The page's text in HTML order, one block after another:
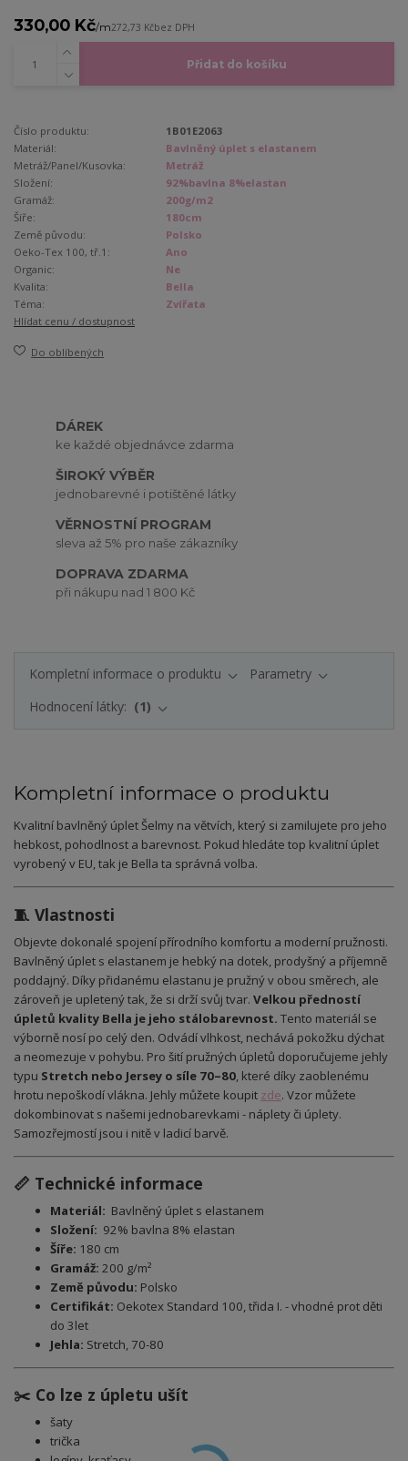
330,00 Kč/m272,73 Kčbez DPH
Přidat do košíku
Číslo produktu:
1B01E2063
Materiál:
Bavlněný úplet s elastanem
Metráž/Panel/Kusovka:
Metráž
Složení:
92%bavlna 8%elastan
Gramáž:
200g/m2
Šíře:
180cm
Země původu:
Polsko
Oeko-Tex 100, tř.1:
Ano
Organic:
Ne
Kvalita:
Bella
Téma:
Zvířata
Hlídat cenu / dostupnost
Do oblíbených
DÁREK
ke každé objednávce zdarma
ŠIROKÝ VÝBĚR
jednobarevné i potištěné látky
VĚRNOSTNÍ PROGRAM
sleva až 5% pro naše zákazníky
DOPRAVA ZDARMA
při nákupu nad 1 800 Kč
Kompletní informace o produktu
Parametry
Hodnocení látky:
1
Kompletní informace o produktu
Kvalitní bavlněný úplet Šelmy na větvích, který si zamilujete pro jeho
hebkost, pohodlnost a barevnost. Pokud hledáte top kvalitní úplet
vyrobený v EU, tak je Bella ta správná volba.
🧵 Vlastnosti
Objevte dokonalé spojení přírodního komfortu a moderní pružnosti.
Bavlněný úplet s elastanem je hebký na dotek, prodyšný a příjemně
poddajný. Díky přidanému elastanu je pružný v obou směrech, ale
zároveň je upletený tak, že si drží svůj tvar. Velkou předností
úpletů kvality Bella je jeho stálobarevnost. Tento materiál se
výborně nosí po celý den. Odvádí vlhkost, nechává pokožku dýchat
a neomezuje v pohybu. Pro šití pružných úpletů doporučujeme jehly
typu Stretch nebo Jersey o síle 70–80 , které díky zaoblenému
hrotu nepoškodí vlákna. Jehly můžete koupit zde. Vzor můžete
dokombinovat s našemi jednobarevkami - náplety či úplety.
Samozřejmostí jsou i nitě v ladicí barvě.
📏 Technické informace
Materiál: Bavlněný úplet s elastanem
Složení: 92% bavlna 8% elastan
Šíře: 180 cm
Gramáž: 200 g/m²
Země původu: Polsko
Certifikát: Oekotex Standard 100, třida I. - vhodné prot děti
do 3let
Jehla: Stretch, 70-80
✂️ Co lze z úpletu ušít
šaty
trička